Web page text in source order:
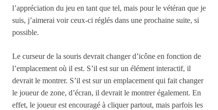
l’appréciation du jeu en tant que tel, mais pour le vétéran que je
suis, j’aimerai voir ceux-ci réglés dans une prochaine suite, si
possible.
Le curseur de la souris devrait changer d’icône en fonction de
l’emplacement où il est. S’il est sur un élément interactif, il
devrait le montrer. S’il est sur un emplacement qui fait changer
le joueur de zone, d’écran, il devrait le montrer également. En
effet, le joueur est encouragé à cliquer partout, mais parfois les